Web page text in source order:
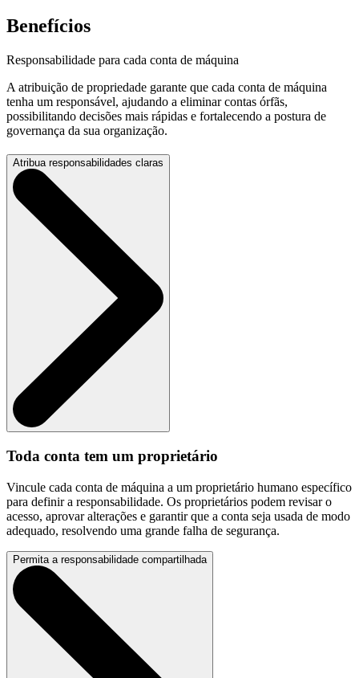
Benefícios
Responsabilidade para cada conta de máquina
A atribuição de propriedade garante que cada conta de máquina
tenha um responsável, ajudando a eliminar contas órfãs,
possibilitando decisões mais rápidas e fortalecendo a postura de
governança da sua organização.
Atribua responsabilidades claras
Toda conta tem um proprietário
Vincule cada conta de máquina a um proprietário humano específico
para definir a responsabilidade. Os proprietários podem revisar o
acesso, aprovar alterações e garantir que a conta seja usada de modo
adequado, resolvendo uma grande falha de segurança.
Permita a responsabilidade compartilhada